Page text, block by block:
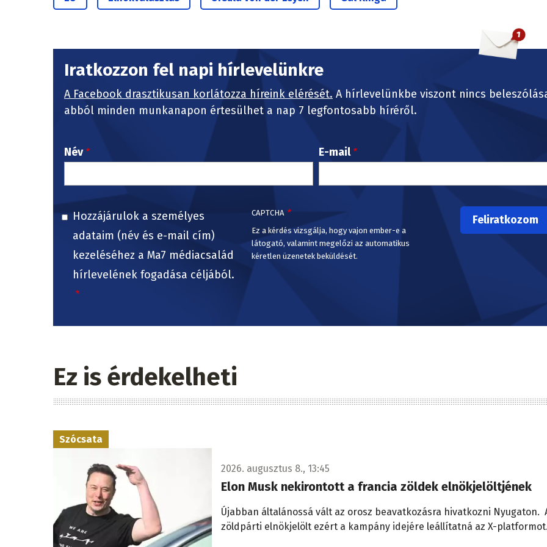
Iratkozzon fel napi hírlevelünkre
A Facebook drasztikusan korlátozza híreink elérését. A hírlevelünkbe viszont nincs
abból minden munkanapon értesülhet a nap 7 legfontosabb híréről.
Név E-mail
Hozzájárulok a személyes
adataim (név és e-mail cím)
kezeléséhez a Ma7 médiacsalád
hírlevelének fogadása céljából.
CAPTCHA
Ez a kérdés vizsgálja, hogy vajon ember-e a
látogató, valamint megelőzi az automatikus
kéretlen üzenetek beküldését.
Ez is érdekelheti
Szócsata
2026. augusztus 8., 13:45
Elon Musk nekirontott a francia zöldek elnökjelöltjének
Újabban általánossá vált az orosz beavatkozásra hivatkozni Nyugaton.
zöldpárti elnökjelölt ezért a kampány idejére leállítatná az X-